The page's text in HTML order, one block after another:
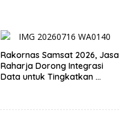
Rakornas Samsat 2026, Jasa
Raharja Dorong Integrasi
Data untuk Tingkatkan